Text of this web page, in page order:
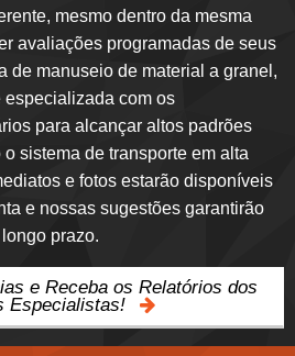
mesmo dentro da mesma
avaliações programadas de seus
de manuseio de material a granel,
com os
para alcançar altos padrões
sistema de transporte em alta
e fotos estarão disponíveis
e nossas sugestões garantirão
prazo.
e Receba os Relatórios dos
Especialistas!